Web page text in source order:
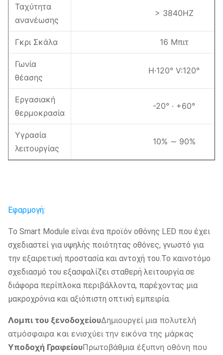
Ταχύτητα
ανανέωσης
> 3840HZ
Γκρι Σκάλα 16 Μπιτ
Γωνία
θέασης
H·120° V:120°
Εργασιακή
θερμοκρασία
-20° ∙ +60°
Υγρασία
λειτουργίας
10% ∼ 90%
Εφαρμογή:
Το Smart Module είναι ένα προϊόν οθόνης LED που έχει
σχεδιαστεί για υψηλής ποιότητας οθόνες, γνωστό για
την εξαιρετική προστασία και αντοχή του.Το καινοτόμο
σχεδιασμό του εξασφαλίζει σταθερή λειτουργία σε
διάφορα περίπλοκα περιβάλλοντα, παρέχοντας μια
μακροχρόνια και αξιόπιστη οπτική εμπειρία.
Λομπι του ξενοδοχείουΔημιουργεί μια πολυτελή
ατμόσφαιρα και ενισχύει την εικόνα της μάρκας
Υποδοχή ΓραφείουΠρωτοβάθμια έξυπνη οθόνη που